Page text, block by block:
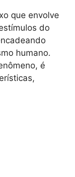
que envolve
do
humano.
é